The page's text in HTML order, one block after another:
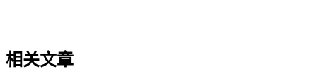
相关文章